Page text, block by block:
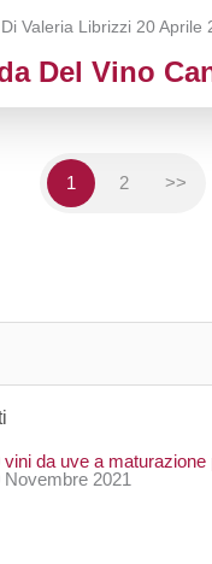
Di Valeria Librizzi 20 Aprile
Del Vino
1 2 >>
vini da uve a maturazione
Novembre 2021